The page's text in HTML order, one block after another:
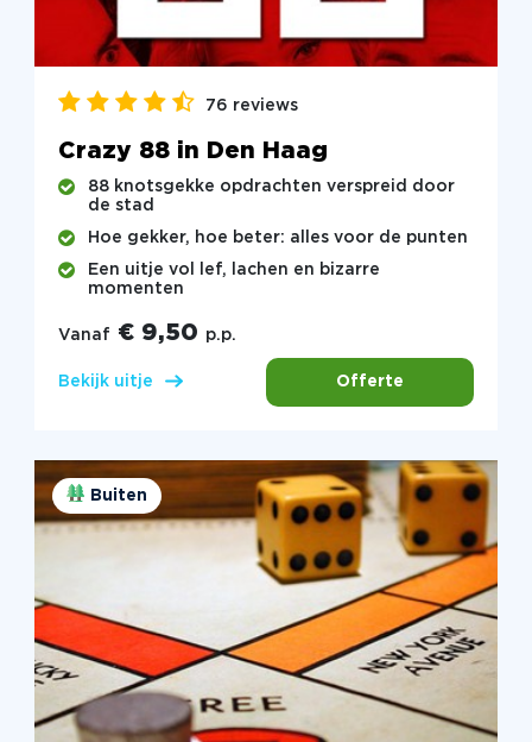
76 reviews
Crazy 88 in Den Haag
88 knotsgekke opdrachten verspreid door
de stad
Hoe gekker, hoe beter: alles voor de punten
Een uitje vol lef, lachen en bizarre
momenten
Vanaf € 9,50 p.p.
Bekijk uitje Offerte
Buiten